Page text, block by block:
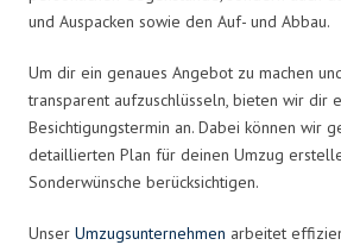
und Auspacken sowie den Auf- und Abbau.
Um dir ein genaues Angebot zu machen
transparent aufzuschlüsseln, bieten wir dir
Besichtigungstermin an. Dabei können wir
detaillierten Plan für deinen Umzug
Sonderwünsche berücksichtigen.
Unser Umzugsunternehmen arbeitet